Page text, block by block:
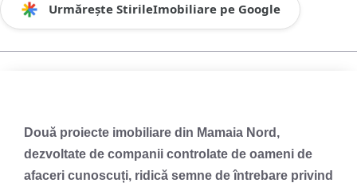
Urmărește StirileImobiliare pe Google
Două proiecte imobiliare din Mamaia Nord,
dezvoltate de companii controlate de oameni de
afaceri cunoscuți, ridică semne de întrebare privind